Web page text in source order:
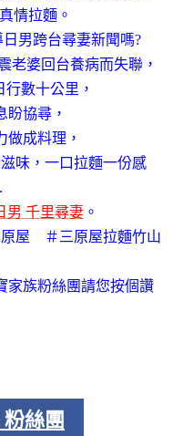
情拉麵。
男跨台尋妻新聞嗎?
老婆回台養病而失聯，
行數十公里，
盼協尋，
做成料理，
味， 一口拉麵一份感
男 千里尋妻 。
屋 ＃三原屋拉麵竹山
家族粉絲團請您按個讚
絲團